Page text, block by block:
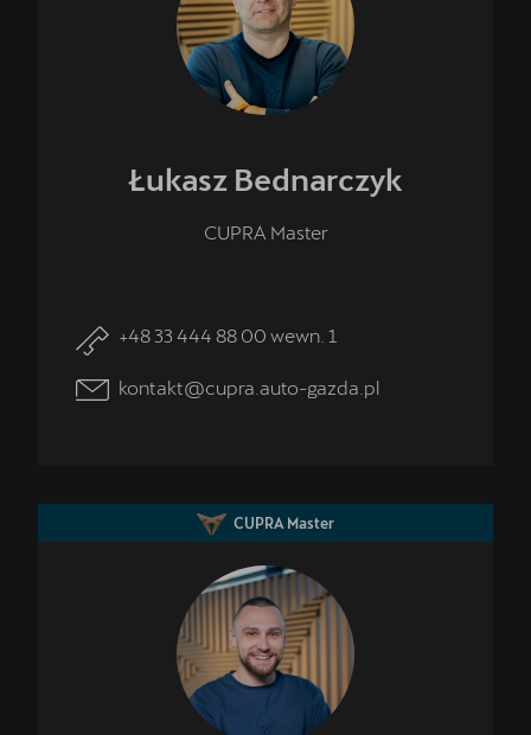
Łukasz Bednarczyk
CUPRA Master
+48 33 444 88 00 wewn. 1
kontakt@cupra.auto-gazda.pl
CUPRA Master